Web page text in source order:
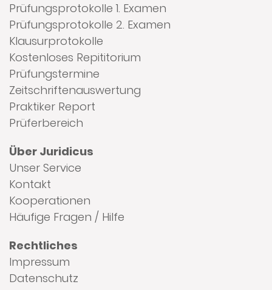
Prüfungsprotokolle 1. Examen
Prüfungsprotokolle 2. Examen
Klausurprotokolle
Kostenloses Repititorium
Prüfungstermine
Zeitschriftenauswertung
Praktiker Report
Prüferbereich
Über Juridicus
Unser Service
Kontakt
Kooperationen
Häufige Fragen / Hilfe
Rechtliches
Impressum
Datenschutz